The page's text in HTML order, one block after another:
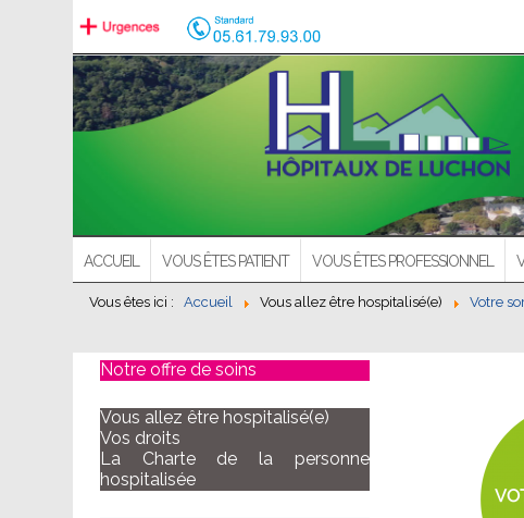
ACCUEIL VOUS ÊTES PATIENT VOUS ÊTES PROFESSIONNEL
Vous êtes ici : Accueil Vous allez être hospitalisé(e) Votre
Notre offre de soins
Vous allez être hospitalisé(e)
Vos droits
La Charte de la personne
hospitalisée